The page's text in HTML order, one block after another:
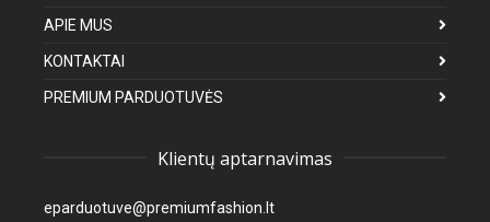
APIE MUS
KONTAKTAI
PREMIUM PARDUOTUVĖS
Klientų aptarnavimas
eparduotuve@premiumfashion.lt